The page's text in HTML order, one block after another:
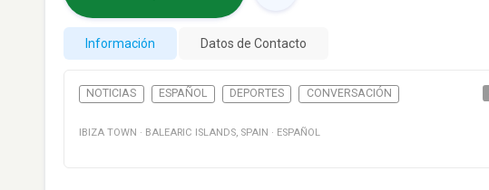
Información Datos de Contacto
NOTICIAS ESPAÑOL DEPORTES CONVERSACIÓN
IBIZA TOWN · BALEARIC ISLANDS, SPAIN · ESPAÑOL